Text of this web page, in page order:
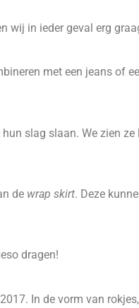
wij in ieder geval erg
met een jeans of
slag slaan. We zien
de wrap skirt. Deze
dragen!
In de vorm van